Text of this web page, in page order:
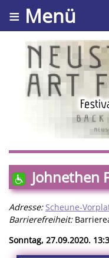
≡ Menü
Johnethen
Adresse: Scheune-
Barrierefreiheit:
Sonntag, 27.09.2020.